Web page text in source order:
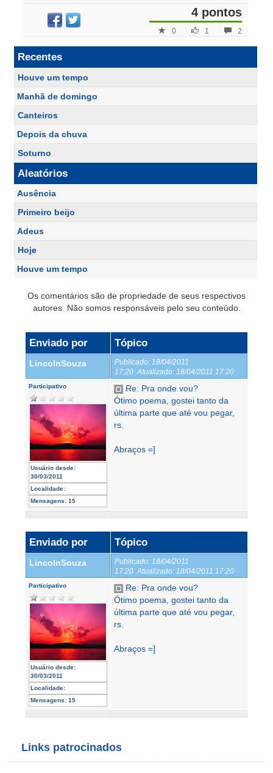
4 pontos
2
1
0
Recentes
Houve um tempo
Manhã de domingo
Canteiros
Depois da chuva
Soturno
Aleatórios
Ausência
Primeiro beijo
Adeus
Hoje
Houve um tempo
Os comentários são de propriedade de seus respectivos
autores. Não somos responsáveis pelo seu conteúdo.
Enviado por Tópico
LincolnSouza Publicado: 18/04/2011
17:20 Atualizado: 18/04/2011 17:20
Participativo
Usuário desde:
30/03/2011
Localidade:
Mensagens: 15
Re: Pra onde vou?
Ótimo poema, gostei tanto da
última parte que até vou pegar,
rs.
Abraços =]
Enviado por Tópico
LincolnSouza Publicado: 18/04/2011
17:20 Atualizado: 18/04/2011 17:20
Participativo
Usuário desde:
30/03/2011
Localidade:
Mensagens: 15
Re: Pra onde vou?
Ótimo poema, gostei tanto da
última parte que até vou pegar,
rs.
Abraços =]
Links patrocinados